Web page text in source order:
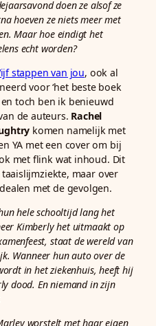
doen ze alsof ze
hoeven ze niets meer met
Maar hoe eindigt het
echt worden?
stappen van jou, ook al
voor ‘het beste boek
toch ben ik benieuwd
de auteurs. Rachel
komen namelijk met
YA met een cover om bij
met flink wat inhoud. Dit
maar over
met de gevolgen.
hele schooltijd lang het
Kimberly het uitmaakt op
staat de wereld van
Wanneer hun auto over de
in het ziekenhuis, heeft hij
dood. En niemand in zijn
worstelt met haar eigen